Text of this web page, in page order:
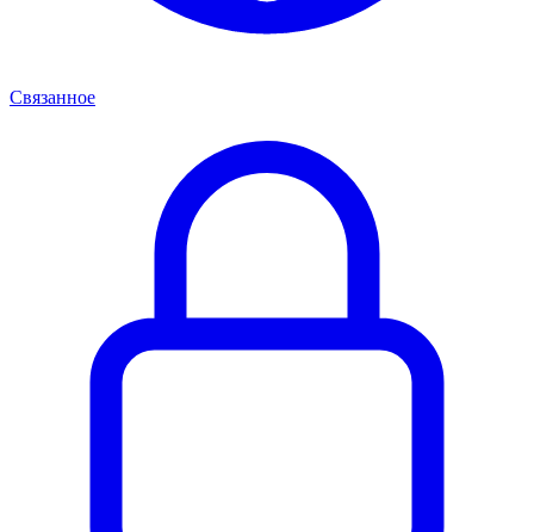
Связанное